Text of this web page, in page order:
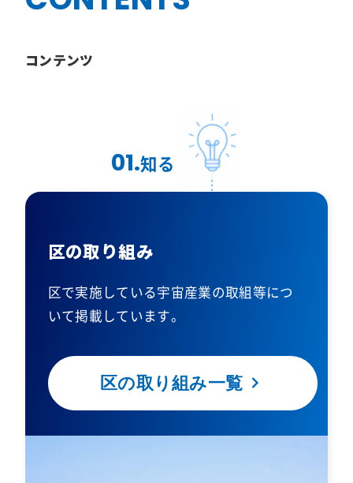
コンテンツ
01.知る
区の取り組み
区で実施している宇宙産業の取組等につ
いて掲載しています。
区の取り組み一覧